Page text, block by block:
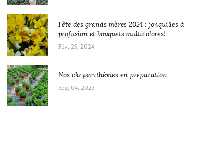
Fête des grands mères 2024 : jonquilles à
profusion et bouquets multicolores!
Fév, 29, 2024
Nos chrysanthèmes en préparation
Sep, 04, 2023